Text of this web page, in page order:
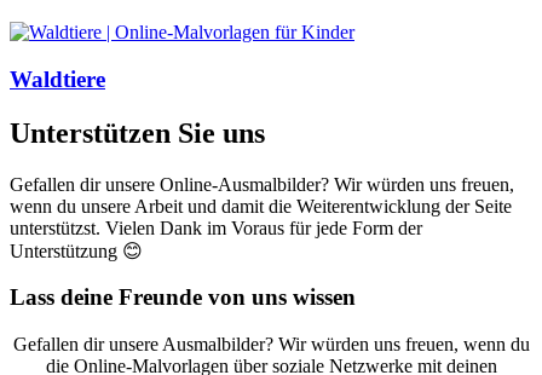
Waldtiere
Unterstützen Sie uns
Gefallen dir unsere Online-Ausmalbilder? Wir würden uns freuen,
wenn du unsere Arbeit und damit die Weiterentwicklung der Seite
unterstützst. Vielen Dank im Voraus für jede Form der
Unterstützung 😊
Lass deine Freunde von uns wissen
Gefallen dir unsere Ausmalbilder? Wir würden uns freuen, wenn du
die Online-Malvorlagen über soziale Netzwerke mit deinen